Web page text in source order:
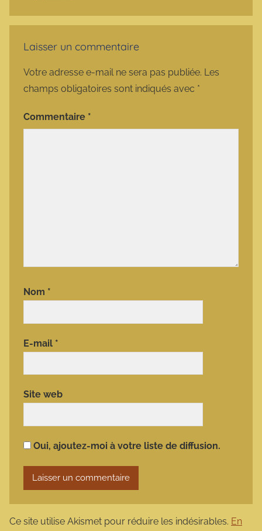
Laisser un commentaire
Votre adresse e-mail ne sera pas publiée. Les
champs obligatoires sont indiqués avec *
Commentaire *
Nom *
E-mail *
Site web
Oui, ajoutez-moi à votre liste de diffusion.
Ce site utilise Akismet pour réduire les indésirables. En